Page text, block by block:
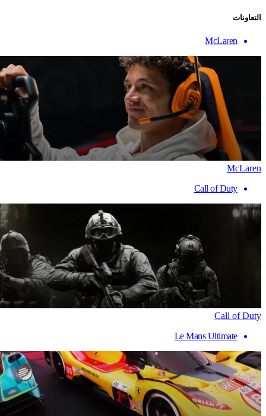
التعاونات
McLaren
McLaren
Call of Duty
Call of Duty
Le Mans Ultimate